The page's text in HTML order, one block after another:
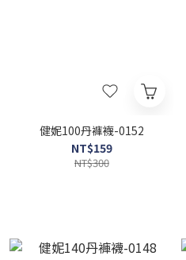
健妮100丹褲襪-0152
NT$159
NT$300